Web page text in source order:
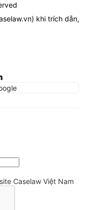
) khi trích dẫn,
Caselaw Việt Nam